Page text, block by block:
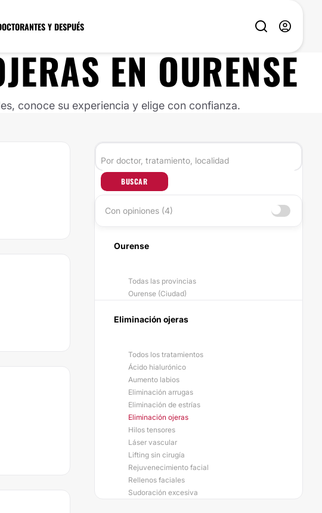
ANTES Y DESPUÉS
EN OURENSE
conoce su experiencia y elige con confianza.
BUSCAR
Con opiniones (4)
Ourense
Todas las provincias
Ourense (Ciudad)
Eliminación ojeras
Todos los tratamientos
Ácido hialurónico
Aumento labios
Eliminación arrugas
Eliminación de estrías
Eliminación ojeras
Hilos tensores
Láser vascular
Lifting sin cirugía
Rejuvenecimiento facial
Rellenos faciales
Sudoración excesiva